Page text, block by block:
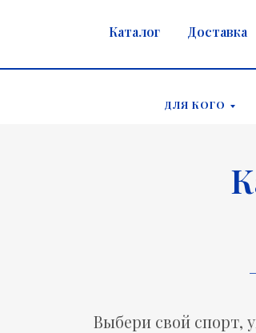
Каталог Доставка
ДЛЯ КОГО
Выбери свой спорт,